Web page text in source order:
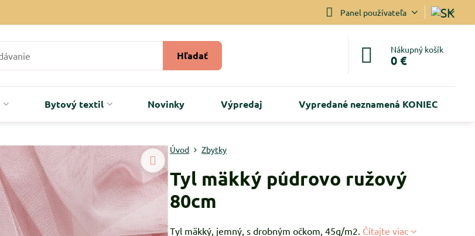
Panel používateľa
Hľadať Nákupný košík
0 €
Bytový textil Novinky Výpredaj Vypredané neznamená KONIEC
Úvod Zbytky
Tyl mäkký púdrovo ružový
80cm
Tyl mäkký, jemný, s drobným očkom, 45g/m2. Čítajte viac